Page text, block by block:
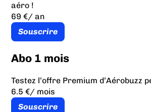
aéro !
69 €/ an
Souscrire
Abo 1 mois
Testez l’offre Premium d’Aérobuzz
6.5 €/ mois
Souscrire